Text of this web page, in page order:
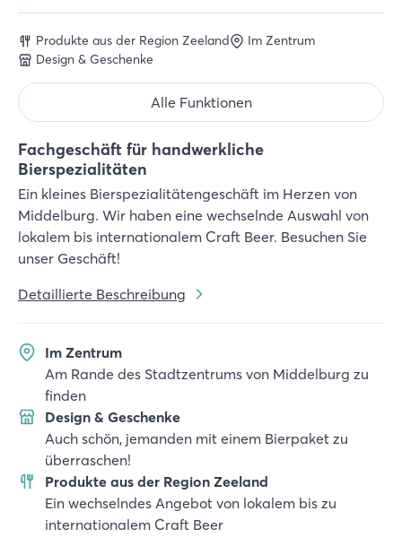
Fachgeschäft für handwerkliche
Bierspezialitäten
Ein kleines Bierspezialitätengeschäft im Herzen von
Middelburg. Wir haben eine wechselnde Auswahl von
lokalem bis internationalem Craft Beer. Besuchen Sie
unser Geschäft!
Detaillierte Beschreibung
Im Zentrum
Am Rande des Stadtzentrums von Middelburg zu
finden
Design & Geschenke
Auch schön, jemanden mit einem Bierpaket zu
überraschen!
Produkte aus der Region Zeeland
Ein wechselndes Angebot von lokalem bis zu
internationalem Craft Beer
Produkte aus der Region Zeeland
Im Zentrum
Design & Geschenke
Alle Funktionen